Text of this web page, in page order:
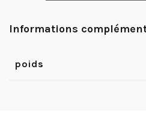
Informations
poids